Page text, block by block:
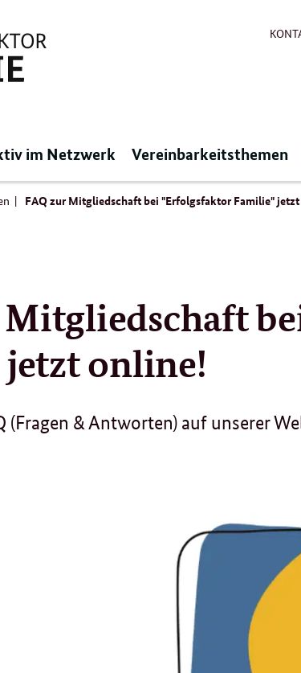
im Netzwerk Vereinbarkeitsthemen
FAQ zur Mitgliedschaft bei "Erfolgsfaktor Familie"
Mitgliedschaft
online!
(Fragen & Antworten) auf unserer